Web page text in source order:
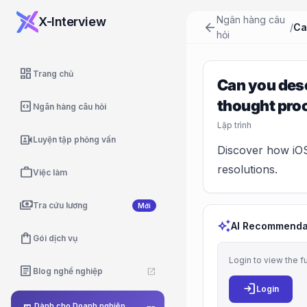
X-Interview
dashboard Trang chủ
code_blocks Ngân hàng câu hỏi
video_camera_frontLuyện tập phỏng vấn
workViệc làm
paymentsTra cứu lương Mới
shopping_bag Gói dịch vụ
article Blog nghề nghiệp open_in_new
arrow_backNgân hàng câu
hỏi
/
Can you
thought
Lập trình
Discover how
resolutions.
auto_awesomeAI
Login to view the
login Login